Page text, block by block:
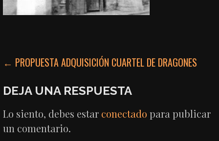
NAVEGACIÓN
DE
ENTRADAS
← PROPUESTA ADQUISICIÓN CUARTEL DE DRAGONES
DEJA UNA RESPUESTA
Lo siento, debes estar conectado para publicar
un comentario.